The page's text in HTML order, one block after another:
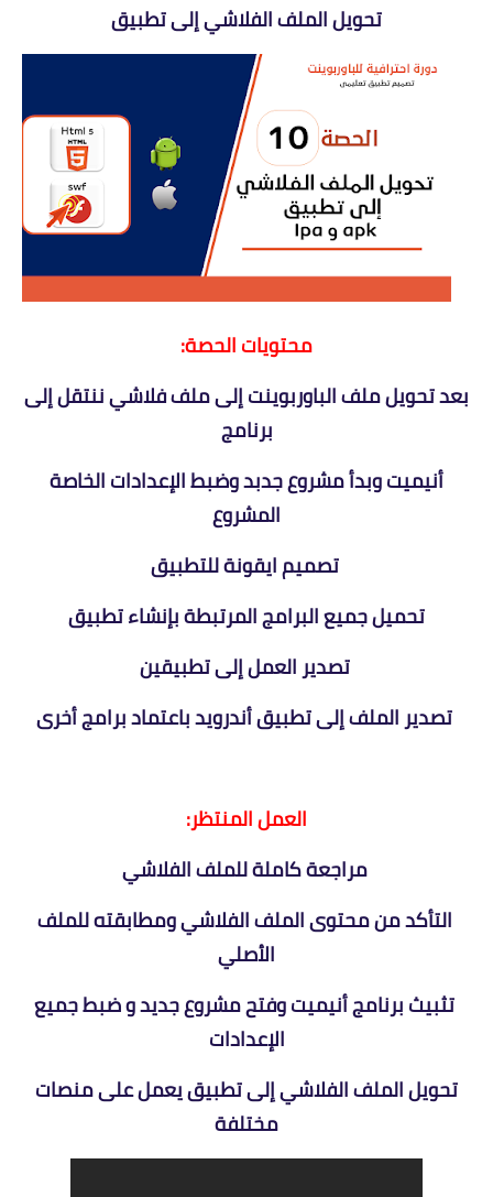
تحويل الملف الفلاشي إلى تطبيق
محتويات الحصة:
بعد تحويل ملف الباوربوينت إلى ملف فلاشي ننتقل إلى
برنامج
أنيميت وبدأ مشروع جدبد وضبط الإعدادات الخاصة
المشروع
تصميم ايقونة للتطبيق
تحميل جميع البرامج المرتبطة بإنشاء تطبيق
تصدير العمل إلى تطبيقين
تصدير الملف إلى تطبيق أندرويد باعتماد برامج أخرى
العمل المنتظر:
مراجعة كاملة للملف الفلاشي
التأكد من محتوى الملف الفلاشي ومطابقته للملف
الأصلي
تثبيث برنامج أنيميت وفتح مشروع جديد و ضبط جميع
الإعدادات
تحويل الملف الفلاشي إلى تطبيق يعمل على منصات
مختلفة